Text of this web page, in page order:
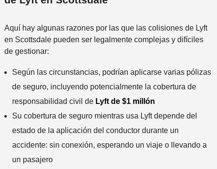
Aquí hay algunas razones por las que las colisiones de Lyft
en Scottsdale pueden ser legalmente complejas y difíciles
de gestionar:
Según las circunstancias, podrían aplicarse varias pólizas
de seguro, incluyendo potencialmente la cobertura de
responsabilidad civil de Lyft de $1 millón
Su cobertura de seguro mientras usa Lyft depende del
estado de la aplicación del conductor durante un
accidente: sin conexión, esperando un viaje o llevando a
un pasajero